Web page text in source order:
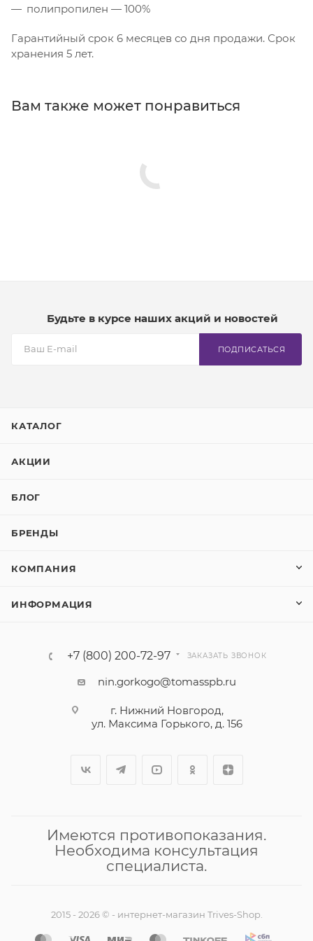
полипропилен — 100%
Гарантийный срок 6 месяцев со дня продажи. Срок
хранения 5 лет.
Вам также может понравиться
Будьте в курсе наших акций и новостей
ПОДПИСАТЬСЯ
КАТАЛОГ
АКЦИИ
БЛОГ
БРЕНДЫ
КОМПАНИЯ
ИНФОРМАЦИЯ
+7 (800) 200-72-97 ЗАКАЗАТЬ ЗВОНОК
nin.gorkogo@tomasspb.ru
г. Нижний Новгород,
ул. Максима Горького, д. 156
Имеются противопоказания.
Необходима консультация
специалиста.
2015 - 2026 © - интернет-магазин Trives-Shop.